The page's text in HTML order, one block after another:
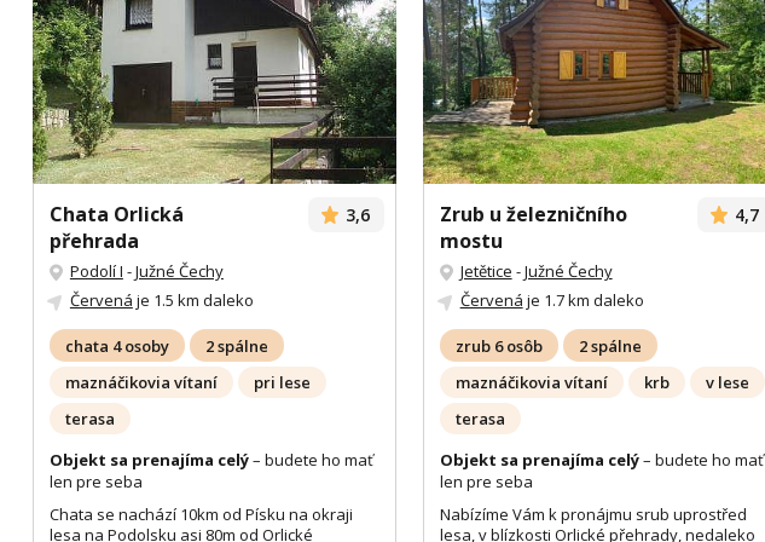
Chata Orlická
přehrada
3,6
Podolí I -Južné Čechy
Červená je 1.5 km daleko
chata 4 osoby
2 spálne
maznáčikovia vítaní
pri lese
terasa
Objekt sa prenajíma celý– budete ho mať
len pre seba
Chata se nachází 10km od Písku na okraji
lesa na Podolsku asi 80m od Orlické
Zrub u železničního
mostu
4,7
Jetětice -Južné Čechy
Červená je 1.7 km daleko
zrub 6 osôb
2 spálne
maznáčikovia vítaní
krb
v lese
terasa
Objekt sa prenajíma celý– budete ho mať
len pre seba
Nabízíme Vám k pronájmu srub uprostřed
lesa, v blízkosti Orlické přehrady, nedaleko